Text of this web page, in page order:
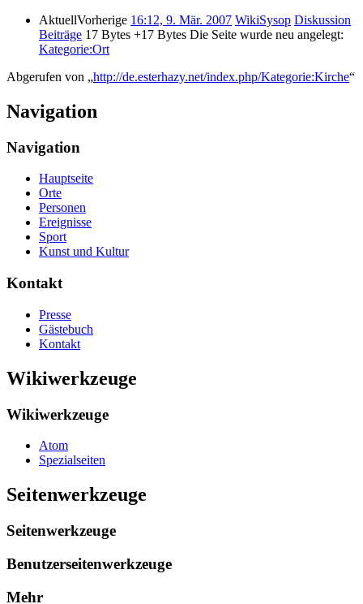
AktuellVorherige 16:12, 9. Mär. 2007 WikiSysop Diskussion
Beiträge 17 Bytes +17 Bytes Die Seite wurde neu angelegt:
Kategorie:Ort
Abgerufen von „http://de.esterhazy.net/index.php/Kategorie:Kirche“
Navigation
Navigation
Hauptseite
Orte
Personen
Ereignisse
Sport
Kunst und Kultur
Kontakt
Presse
Gästebuch
Kontakt
Wikiwerkzeuge
Wikiwerkzeuge
Atom
Spezialseiten
Seitenwerkzeuge
Seitenwerkzeuge
Benutzerseitenwerkzeuge
Mehr